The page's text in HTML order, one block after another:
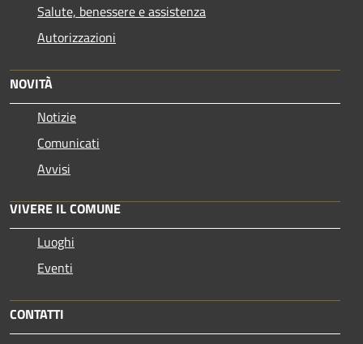
Salute, benessere e assistenza
Autorizzazioni
NOVITÀ
Notizie
Comunicati
Avvisi
VIVERE IL COMUNE
Luoghi
Eventi
CONTATTI